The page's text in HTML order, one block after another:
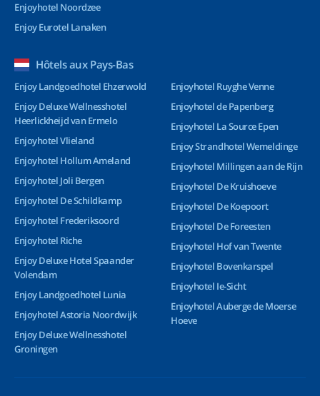
Enjoyhotel Noordzee
Enjoy Eurotel Lanaken
Hôtels aux Pays-Bas
Enjoy Landgoedhotel Ehzerwold
Enjoy Deluxe Wellnesshotel
Heerlickheijd van Ermelo
Enjoyhotel Vlieland
Enjoyhotel Hollum Ameland
Enjoyhotel Joli Bergen
Enjoyhotel De Schildkamp
Enjoyhotel Frederiksoord
Enjoyhotel Riche
Enjoy Deluxe Hotel Spaander
Volendam
Enjoy Landgoedhotel Lunia
Enjoyhotel Astoria Noordwijk
Enjoy Deluxe Wellnesshotel
Groningen
Enjoyhotel Ruyghe Venne
Enjoyhotel de Papenberg
Enjoyhotel La Source Epen
Enjoy Strandhotel Wemeldinge
Enjoyhotel Millingen aan de Rijn
Enjoyhotel De Kruishoeve
Enjoyhotel De Koepoort
Enjoyhotel De Foreesten
Enjoyhotel Hof van Twente
Enjoyhotel Bovenkarspel
Enjoyhotel Ie-Sicht
Enjoyhotel Auberge de Moerse
Hoeve